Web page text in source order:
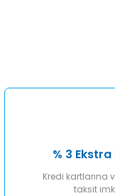
% 3 Ekstra
Kredi kartlarına
taksit